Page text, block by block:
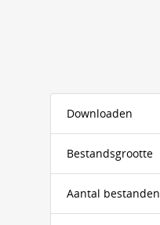
Downloaden
Bestandsgrootte
Aantal bestanden